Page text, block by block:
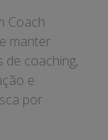
Coach
manter
de coaching,
e
por